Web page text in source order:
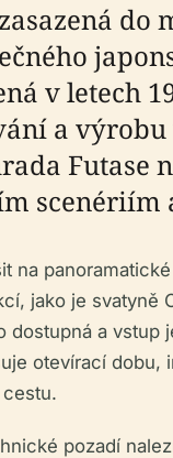
v letech
a
na
jako je svatyně
dostupná a
otevírací dobu,
pozadí